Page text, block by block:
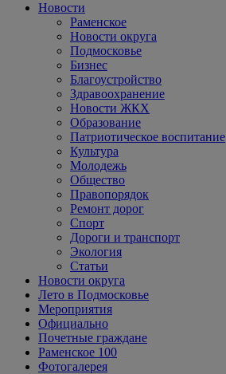
Новости
Раменское
Новости округа
Подмосковье
Бизнес
Благоустройство
Здравоохранение
Новости ЖКХ
Образование
Патриотическое воспитание
Культура
Молодежь
Общество
Правопорядок
Ремонт дорог
Спорт
Дороги и транспорт
Экология
Статьи
Новости округа
Лето в Подмосковье
Мероприятия
Официально
Почетные граждане
Раменское 100
Фотогалерея